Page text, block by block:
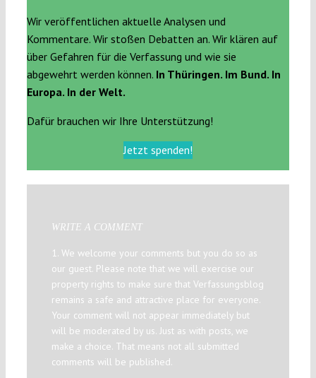
Wir veröffentlichen aktuelle Analysen und
Kommentare. Wir stoßen Debatten an. Wir klären auf
über Gefahren für die Verfassung und wie sie
abgewehrt werden können. In Thüringen. Im Bund. In
Europa. In der Welt.
Dafür brauchen wir Ihre Unterstützung!
Jetzt spenden!
WRITE A COMMENT
1. We welcome your comments but you do so as
our guest. Please note that we will exercise our
property rights to make sure that Verfassungsblog
remains a safe and attractive place for everyone.
Your comment will not appear immediately but
will be moderated by us. Just as with posts, we
make a choice. That means not all submitted
comments will be published.